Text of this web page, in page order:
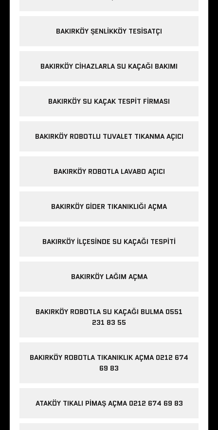
BAKIRKÖY ŞENLIKKÖY TESISATÇI
BAKIRKÖY CIHAZLARLA SU KAÇAĞI BAKIMI
BAKIRKÖY SU KAÇAK TESPIT FIRMASI
BAKIRKÖY ROBOTLU TUVALET TIKANMA AÇICI
BAKIRKÖY ROBOTLA LAVABO AÇICI
BAKIRKÖY GIDER TIKANIKLIĞI AÇMA
BAKIRKÖY ILÇESINDE SU KAÇAĞI TESPITI
BAKIRKÖY LAĞIM AÇMA
BAKIRKÖY ROBOTLA SU KAÇAĞI BULMA 0551
231 83 55
BAKIRKÖY ROBOTLA TIKANIKLIK AÇMA 0212 674
69 83
ATAKÖY TIKALI PIMAŞ AÇMA 0212 674 69 83